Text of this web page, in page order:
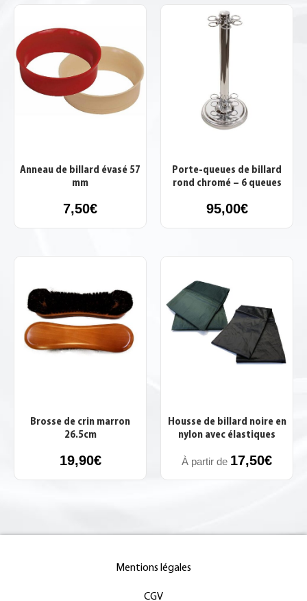
Anneau de billard évasé 57
mm
7,50€
Porte-queues de billard
rond chromé – 6 queues
95,00€
Brosse de crin marron
26.5cm
19,90€
Housse de billard noire en
nylon avec élastiques
À partir de 17,50€
Mentions légales
CGV